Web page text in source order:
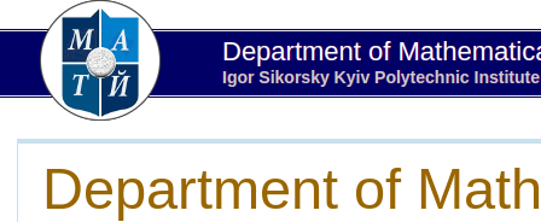
Department of